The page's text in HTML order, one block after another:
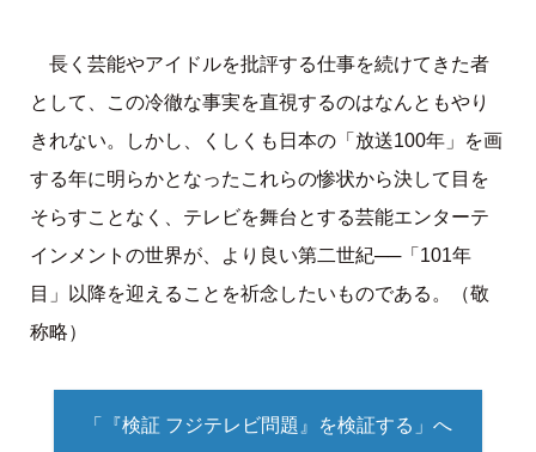
長く芸能やアイドルを批評する仕事を続けてきた者
として、この冷徹な事実を直視するのはなんともやり
きれない。しかし、くしくも日本の「放送100年」を画
する年に明らかとなったこれらの惨状から決して目を
そらすことなく、テレビを舞台とする芸能エンターテ
インメントの世界が、より良い第二世紀──「101年
目」以降を迎えることを祈念したいものである。（敬
称略）
「『検証 フジテレビ問題』を検証する」へ